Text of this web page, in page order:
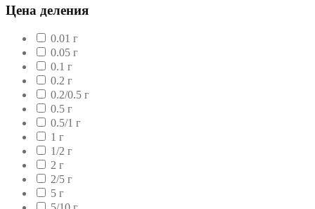
Цена деления
0.01 г
0.05 г
0.1 г
0.2 г
0.2/0.5 г
0.5 г
0.5/1 г
1 г
1/2 г
2 г
2/5 г
5 г